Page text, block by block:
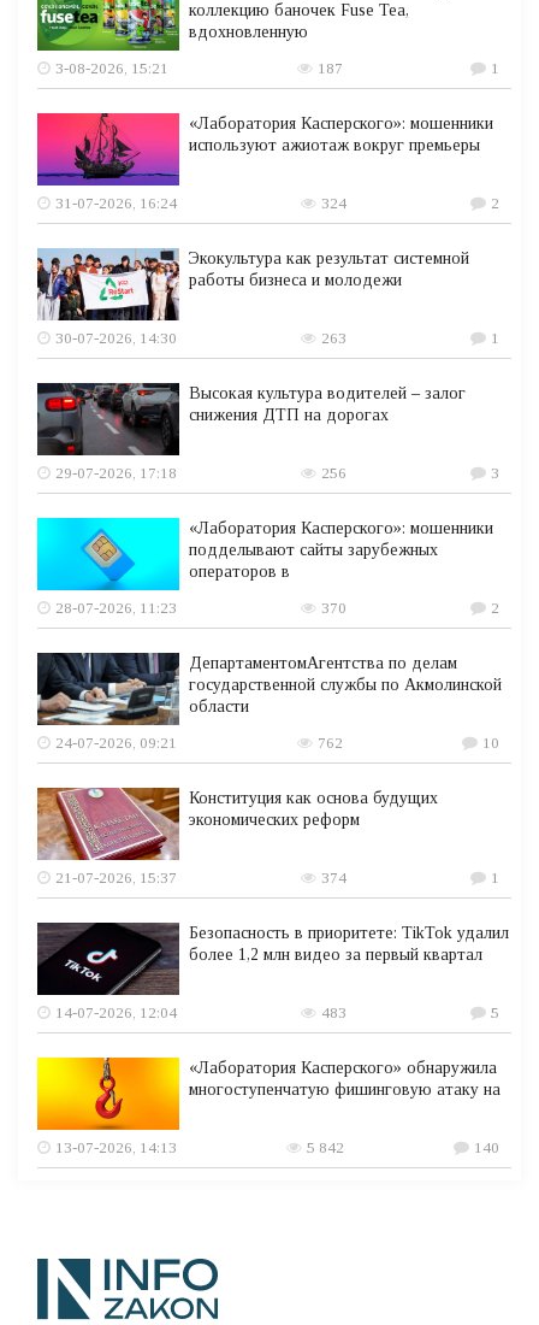
коллекцию баночек Fuse Tea,
вдохновленную
3-08-2026, 15:21
187 1
«Лаборатория Касперского»: мошенники
используют ажиотаж вокруг премьеры
31-07-2026, 16:24 324 2
Экокультура как результат системной
работы бизнеса и молодежи
30-07-2026, 14:30 263 1
Высокая культура водителей – залог
снижения ДТП на дорогах
29-07-2026, 17:18 256 3
«Лаборатория Касперского»: мошенники
подделывают сайты зарубежных
операторов в
28-07-2026, 11:23
370 2
ДепартаментомАгентства по делам
государственной службы по Акмолинской
области
24-07-2026, 09:21
762 10
Конституция как основа будущих
экономических реформ
21-07-2026, 15:37 374 1
Безопасность в приоритете: TikTok удалил
более 1,2 млн видео за первый квартал
14-07-2026, 12:04 483 5
«Лаборатория Касперского» обнаружила
многоступенчатую фишинговую атаку на
13-07-2026, 14:13 5 842 140